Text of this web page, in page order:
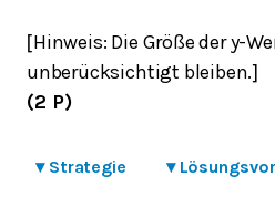
[Hinweis: Die Größe der y-
unberücksichtigt bleiben.]
(2 P)
▾ Strategie ▾